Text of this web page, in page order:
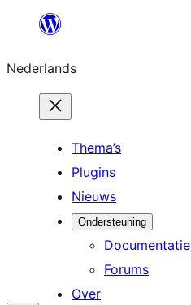
de
inhoud
Nederlands
Thema’s
Plugins
Nieuws
Ondersteuning
Documentatie
Forums
Over